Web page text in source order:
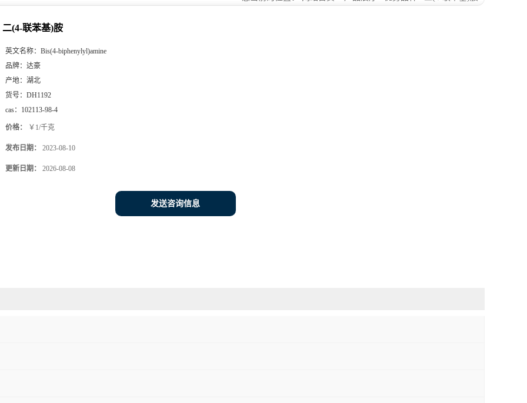
二(4-联苯基)胺
英文名称： Bis(4-biphenylyl)amine
品牌： 达豪
产地： 湖北
货号： DH1192
cas： 102113-98-4
价格： ￥1/千克
发布日期： 2023-08-10
更新日期： 2026-08-08
发送咨询信息